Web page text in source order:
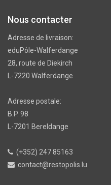
Nous contacter
Adresse de livraison:
eduPôle-Walferdange
28, route de Diekirch
L-7220 Walferdange
Adresse postale:
B.P. 98
L-7201 Bereldange
(+352) 247 85163
contact@restopolis.lu